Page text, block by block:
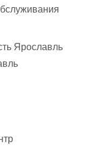
Ярославль